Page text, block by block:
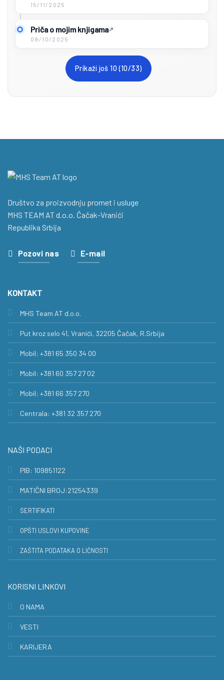
15/11/2025
Priča o mojim knjigama
09/10/2025
Prikaži još 10 (10/33)
Društvo za proizvodnju promet i usluge
MHS TEAM AT d.o.o. Čačak-Vranići
Republika Srbija
Pozovi nas E-mail
KONTAKT
MHS Team AT d.o.o.
Put kroz selo 41, Vranići, 32205 Čačak, R.Srbija
Mobil: +381 65 350 34 00
Mobil: +381 60 357 27 02
Mobil: +381 66 357 270
Centrala: +381 32 357 270
NAŠI PODACI
PIB: 109851122
MATIČNI BROJ:21254339
SERTIFIKATI
OPŠTI USLOVI KUPOVINE
ZAŠTITA PODATAKA O LIČNOSTI
KORISNI LINKOVI
O NAMA
VESTI
KARIJERA